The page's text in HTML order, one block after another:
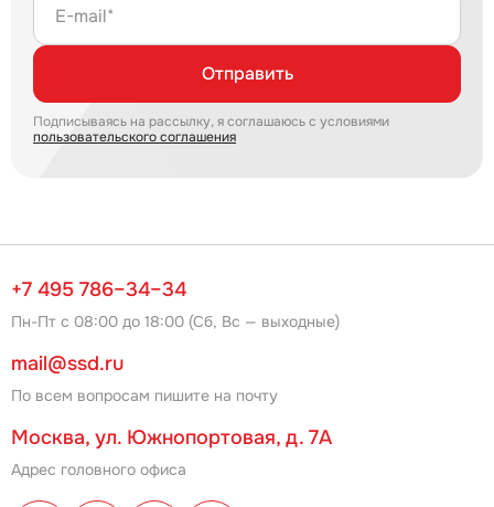
E-mail*
Отправить
Подписываясь на рассылку, я соглашаюсь с условиями
пользовательского соглашения
+7 495 786–34–34
Пн-Пт с 08:00 до 18:00 (Сб, Вс — выходные)
mail@ssd.ru
По всем вопросам пишите на почту
Москва, ул. Южнопортовая, д. 7А
Адрес головного офиса